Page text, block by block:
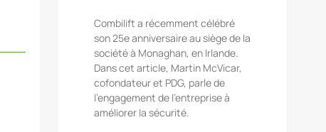
Combilift a récemment célébré
son 25e anniversaire au siège de la
société à Monaghan, en Irlande.
Dans cet article, Martin McVicar,
cofondateur et PDG, parle de
l'engagement de l'entreprise à
améliorer la sécurité.